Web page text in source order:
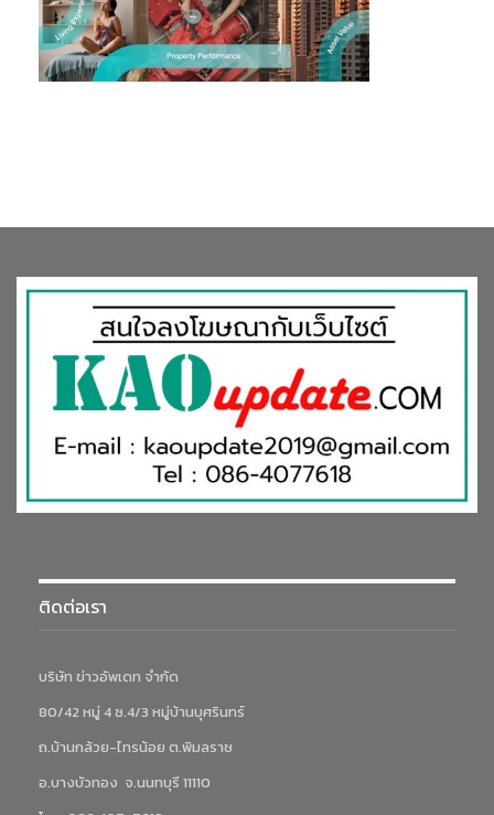
ติดต่อเรา
บริษัท ข่าวอัพเดท จำกัด
80/42 หมู่ 4 ซ.4/3 หมู่บ้านบุศรินทร์
ถ.บ้านกล้วย-ไทรน้อย ต.พิมลราช
อ.บางบัวทอง จ.นนทบุรี 11110